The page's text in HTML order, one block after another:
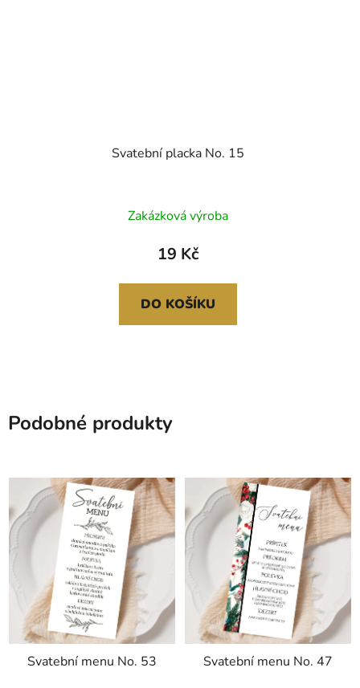
Svatební placka No. 15
Zakázková výroba
19 Kč
DO KOŠÍKU
Podobné produkty
Svatební menu No. 53 Svatební menu No. 47